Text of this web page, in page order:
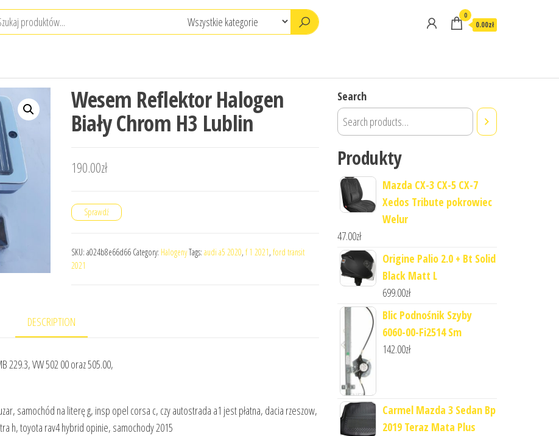
0
0.00zł
Wesem Reflektor Halogen
Biały Chrom H3 Lublin
190.00zł
Sprawdź
SKU: a024b8e66d66 Category: HalogenyTags: audi a5 2020, f 1 2021, ford transit
2021
DESCRIPTION
229.3, VW 502 00 oraz 505.00,
samochód na literę g, insp opel corsa c, czy autostrada a1 jest płatna, dacia rzeszow,
h, toyota rav4 hybrid opinie, samochody 2015
Search
Produkty
Mazda CX-3 CX-5 CX-7
Xedos Tribute pokrowiec
Welur
47.00zł
Origine Palio 2.0 + Bt Solid
Black Matt L
699.00zł
Blic Podnośnik Szyby
6060-00-Fi2514 Sm
142.00zł
Carmel Mazda 3 Sedan Bp
2019 Teraz Mata Plus